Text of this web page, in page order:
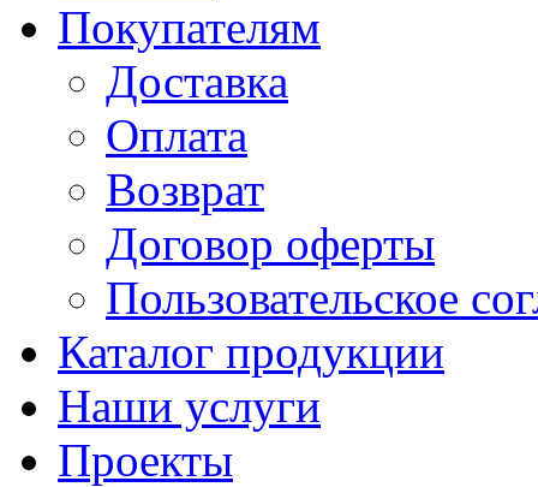
Покупателям
Доставка
Оплата
Возврат
Договор оферты
Пользовательское
Каталог продукции
Наши услуги
Проекты